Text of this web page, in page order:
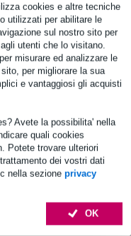
cookies e altre tecniche
utilizzati per abilitare le
sul nostro sito per
utenti che lo visitano.
misurare ed analizzare le
per migliorare la sua
e vantaggiosi gli acquisti
Avete la possibilita' nella
quali cookies
Potete trovare ulteriori
dei vostri dati
nella sezione privacy
OK